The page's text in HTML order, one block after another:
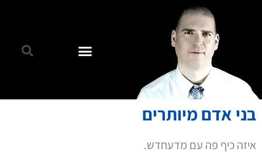
בני אדם מיותרים
איזה כיף פה עם מדעחדש.